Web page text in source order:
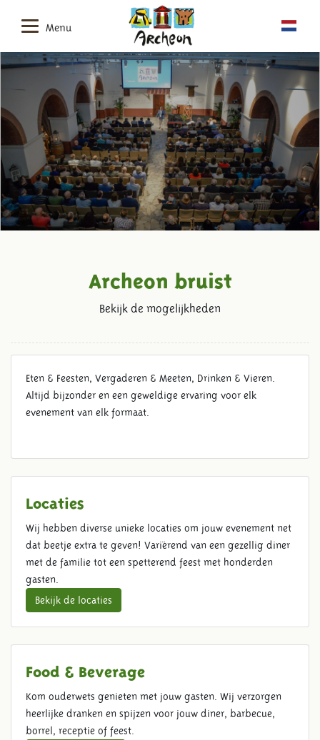
Menu
Archeon bruist
Bekijk de mogelijkheden
Eten & Feesten, Vergaderen & Meeten, Drinken & Vieren.
Altijd bijzonder en een geweldige ervaring voor elk
evenement van elk formaat.
Locaties
Wij hebben diverse unieke locaties om jouw evenement net
dat beetje extra te geven! Variërend van een gezellig diner
met de familie tot een spetterend feest met honderden
gasten.
Bekijk de locaties
Food & Beverage
Kom ouderwets genieten met jouw gasten. Wij verzorgen
heerlijke dranken en spijzen voor jouw diner, barbecue,
borrel, receptie of feest.